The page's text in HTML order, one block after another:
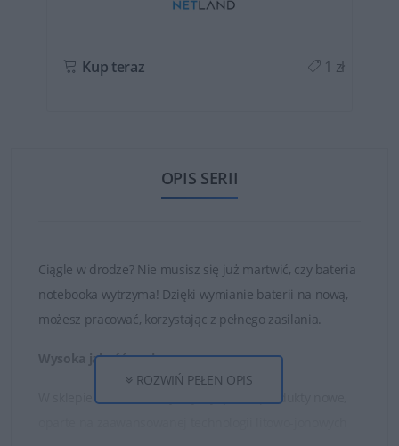
Kup teraz 1 zł
OPIS SERII
Ciągle w drodze? Nie musisz się już martwić, czy bateria
notebooka wytrzyma! Dzięki wymianie baterii na nową,
możesz pracować, korzystając z pełnego zasilania.
Wysoka jakość ogniw
W sklepie DELL24 oferujemy wyłącznie produkty nowe,
ROZWIŃ PEŁEN OPIS